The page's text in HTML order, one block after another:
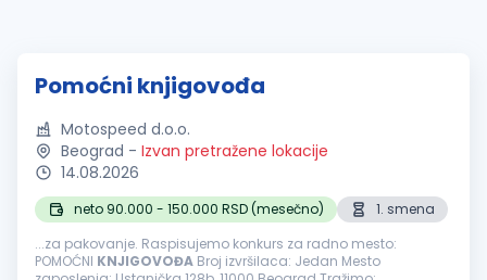
Pomoćni knjigovođa
Motospeed d.o.o.
Beograd - Izvan pretražene lokacije
14.08.2026
neto 90.000 - 150.000 RSD (mesečno)
1. smena
...za pakovanje. Raspisujemo konkurs za radno mesto:
POMOĆNI KNJIGOVOĐA Broj izvršilaca: Jedan Mesto